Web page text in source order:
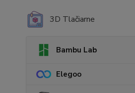
3D Tlačiarne
Bambu Lab
Elegoo